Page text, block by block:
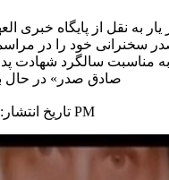
به نقل از پایگاه خبری
سخنرانی خود را در
مناسبت سالگرد شهادت
صادق صدر» در حال
تاریخ انتشار: 6/4/2022 1:29:55 PM